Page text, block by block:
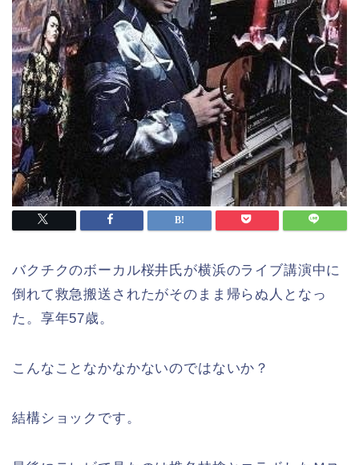
バクチクのボーカル桜井氏が横浜のライブ講演中に
倒れて救急搬送されたがそのまま帰らぬ人となっ
た。享年57歳。
こんなことなかなかないのではないか？
結構ショックです。